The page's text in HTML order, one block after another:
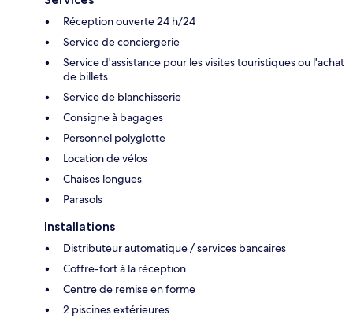
Réception ouverte 24 h/24
Service de conciergerie
Service d'assistance pour les visites touristiques ou l'achat
de billets
Service de blanchisserie
Consigne à bagages
Personnel polyglotte
Location de vélos
Chaises longues
Parasols
Installations
Distributeur automatique / services bancaires
Coffre-fort à la réception
Centre de remise en forme
2 piscines extérieures